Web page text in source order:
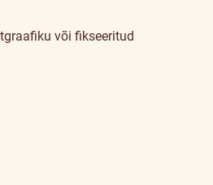
või fikseeritud